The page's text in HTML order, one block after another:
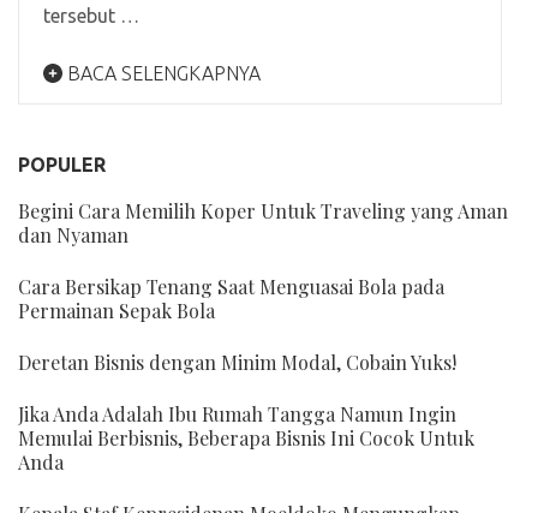
tersebut …
BACA SELENGKAPNYA
POPULER
Begini Cara Memilih Koper Untuk Traveling yang Aman
dan Nyaman
Cara Bersikap Tenang Saat Menguasai Bola pada
Permainan Sepak Bola
Deretan Bisnis dengan Minim Modal, Cobain Yuks!
Jika Anda Adalah Ibu Rumah Tangga Namun Ingin
Memulai Berbisnis, Beberapa Bisnis Ini Cocok Untuk
Anda